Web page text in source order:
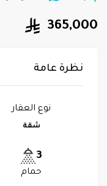
365,000
نظرة عامة
نوع العقار
شقة
3
حمام